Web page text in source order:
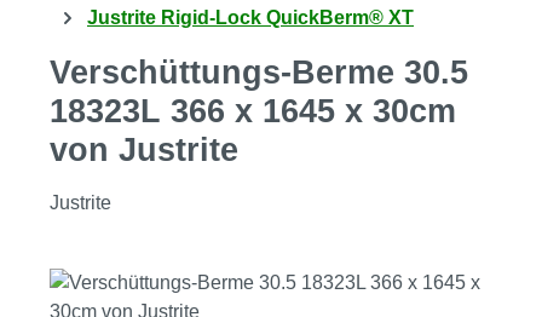
Justrite Rigid-Lock QuickBerm® XT
Verschüttungs-Berme 30.5
18323L 366 x 1645 x 30cm
von Justrite
Justrite
Bildergalerie überspringen